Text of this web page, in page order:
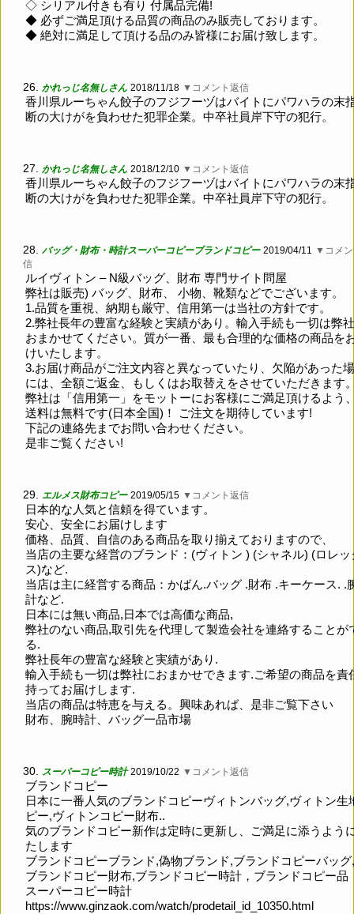
◇ シリアル付きも有り 付属品完備!
◆ 必ずご満足頂ける品質の商品のみ販売しております。
◆ 絶対に満足して頂ける品のみ皆様にお届け致します。
26. かれっじ名無しさん 2018/11/18 ▼コメント返信
香川県ルーちゃん餃子のフジフーヅはバイトにパワハラの末
断の大けがを負わせた犯罪企業。中卒社員岸下守の犯行。
27. かれっじ名無しさん 2018/12/10 ▼コメント返信
香川県ルーちゃん餃子のフジフーヅはバイトにパワハラの末
断の大けがを負わせた犯罪企業。中卒社員岸下守の犯行。
28. バッグ・財布・時計スーパーコピーブランドコピー 2019/04/11 ▼コメ
信
ルイヴィトン – N級バッグ、財布 専門サイト問屋
弊社は販売) バッグ、財布、 小物、靴類などでございます。
1.品質を重視、納期も厳守、信用第一は当社の方針です。
2.弊社長年の豊富な経験と実績があり。輸入手続も一切は弊
おまかせてください。質が一番、最も合理的な価格の商品を
けいたします。
3.お届け商品がご注文内容と異なっていたり、欠陥があった
には、全額ご返金、もしくはお取替えをさせていただきます
弊社は「信用第一」をモットーにお客様にご満足頂けるよう
送料は無料です(日本全国)！ ご注文を期待しています!
下記の連絡先までお問い合わせください。
是非ご覧ください!
29. エルメス財布コピー 2019/05/15 ▼コメント返信
日本的な人気と信頼を得ています。
安心、安全にお届けします
価格、品質、自信のある商品を取り揃えておりますので、
当店の主要な経営のブランド：(ヴィトン ) (シャネル) (ロレッ
ス)など.
当店は主に経営する商品：かばん.バッグ .財布 .キーケース. .
計など.
日本には無い商品,日本では高価な商品,
弊社のない商品,取引先を代理して製造会社を連絡することが
る.
弊社長年の豊富な経験と実績があり.
輸入手続も一切は弊社におまかせできます.ご希望の商品を責
持ってお届けします.
当店の商品は特恵を与える。興味あれば、是非ご覧下さい
財布、腕時計、バッグ一品市場
30. スーパーコピー時計 2019/10/22 ▼コメント返信
ブランドコピー
日本に一番人気のブランドコピーヴィトンバッグ,ヴィトン生
ピー,ヴィトンコピー財布..
気のブランドコピー新作は定時に更新し、ご満足に添うよう
たします
ブランドコピーブランド,偽物ブランド,ブランドコピーバッグ,
ブランドコピー財布,ブランドコピー時計，ブランドコピー品
スーパーコピー時計
https://www.ginzaok.com/watch/prodetail_id_10350.html